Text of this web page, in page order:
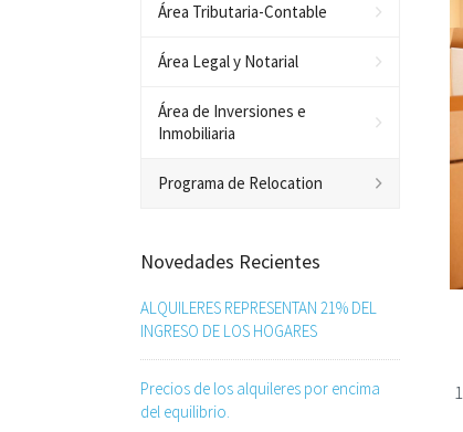
Área Tributaria-Contable
Área Legal y Notarial
Área de Inversiones e
Inmobiliaria
Programa de Relocation
Novedades Recientes
ALQUILERES REPRESENTAN 21% DEL
INGRESO DE LOS HOGARES
Precios de los alquileres por encima
del equilibrio.